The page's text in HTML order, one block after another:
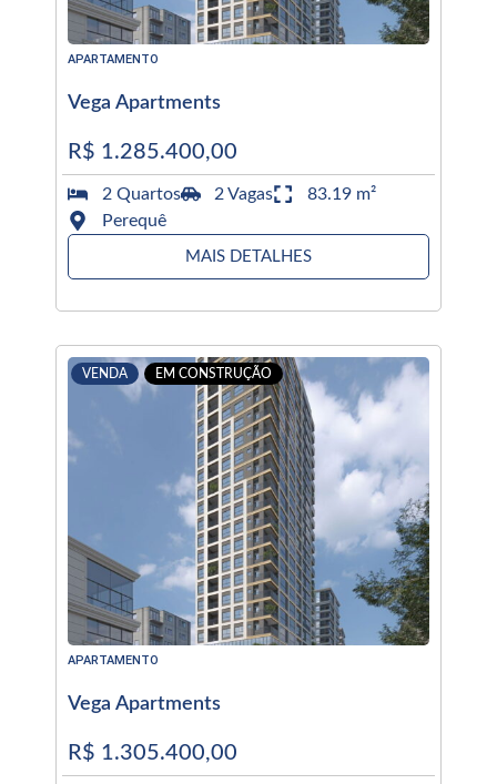
APARTAMENTO
Vega Apartments
R$ 1.285.400,00
2 Quartos 2 Vagas
83.19 m²
Perequê
MAIS DETALHES
APARTAMENTO
Vega Apartments
R$ 1.305.400,00
VENDA EM CONSTRUÇÃO